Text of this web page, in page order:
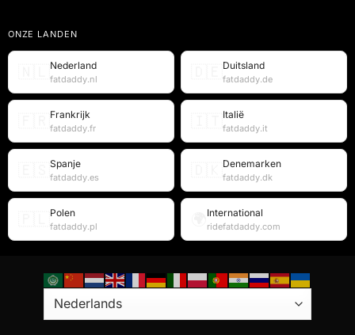
ONZE LANDEN
Nederland
fatdaddy.nl
Duitsland
fatdaddy.de
Frankrijk
fatdaddy.fr
Italië
fatdaddy.it
Spanje
fatdaddy.es
Denemarken
fatdaddy.dk
Polen
fatdaddy.pl
International
ridefatdaddy.com